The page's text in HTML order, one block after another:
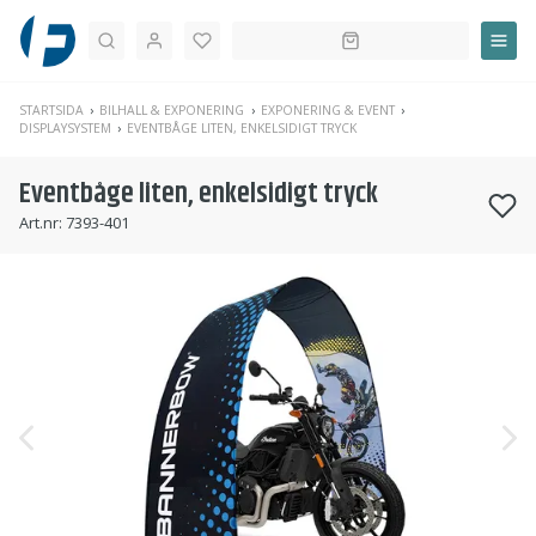
Sök
STARTSIDA BILHALL & EXPONERING
EXPONERING & EVENT
DISPLAYSYSTEM
EVENTBÅGE LITEN, ENKELSIDIGT TRYCK
Eventbåge liten, enkelsidigt tryck
Art.nr: 7393-401